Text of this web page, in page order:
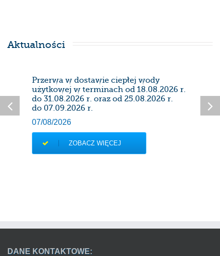
Aktualności
Przerwa w dostawie ciepłej wody
użytkowej w terminach od 18.08.2026 r.
do 31.08.2026 r. oraz od 25.08.2026 r.
do 07.09.2026 r.
07/08/2026
ZOBACZ WIĘCEJ
28/
DANE KONTAKTOWE: